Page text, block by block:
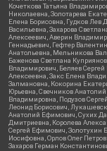
Кочеткова Татьяна
Николаевна, Золотарева
Елена Борисовна, Гудков
Васильевна, Захарова
Алексеевич, Аверин
Геннадьевич, Гефтер
Анатольевна, Мельникова
Баженова Светлана
Владимирович, Беляев
Алексеевна, Закс Елена
Залмановна, Кокорина
Юрьевна, Свечников
Владимировна, Подузов
Леонид Борисович,
Анатолий Ефимович, Сухих
Дмитриевна, Королева
Сергей Ефимович, Золотухин
Иосифовна, Орлов Олег
Захаров Герман